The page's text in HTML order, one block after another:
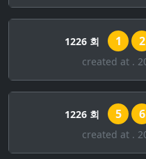
1226 회 1 2
created at .
1226 회 5 6
created at .